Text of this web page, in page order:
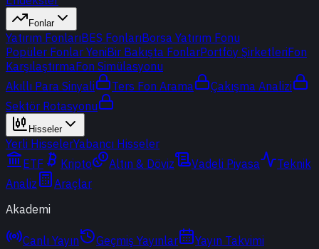
Fonlar
Yatırım FonlarıBES FonlarıBorsa Yatırım Fonu
Popüler Fonlar YeniBir Bakışta FonlarPortföy ŞirketleriFon
KarşılaştırmaFon Simülasyonu
Akıllı Para Sinyali
Ters Fon Arama
Çakışma Analizi
Sektör Rotasyonu
Hisseler
Yerli HisselerYabancı Hisseler
ETF
Kripto Altın & Döviz Vadeli Piyasa
Teknik
Analiz
Araçlar
Akademi
Canlı Yayın Geçmiş Yayınlar
Yayın Takvimi